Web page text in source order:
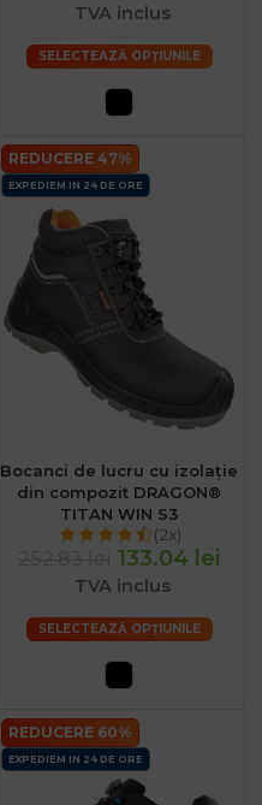
TVA inclus
SELECTEAZĂ OPȚIUNILE
REDUCERE 47%
EXPEDIEM IN 24 DE ORE
Bocanci de lucru cu izolație
din compozit DRAGON®
TITAN WIN S3
(2x)
133.04 lei
TVA inclus
SELECTEAZĂ OPȚIUNILE
REDUCERE 60%
EXPEDIEM IN 24 DE ORE